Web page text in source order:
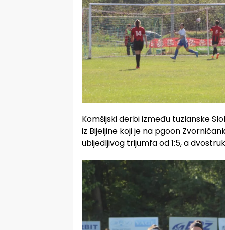
Komšijski derbi između tuzlanske
iz Bijeljine koji je na pgoon
ubijedljivog trijumfa od 1:5, a